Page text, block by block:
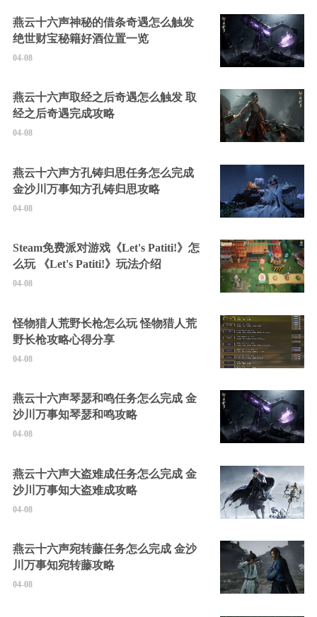
燕云十六声神秘的借条奇遇怎么触发
绝世财宝秘籍好酒位置一览
04-08
燕云十六声取经之后奇遇怎么触发 取
经之后奇遇完成攻略
04-08
燕云十六声方孔铸归思任务怎么完成
金沙川万事知方孔铸归思攻略
04-08
Steam免费派对游戏《Let's Patiti!》怎
么玩 《Let's Patiti!》玩法介绍
04-08
怪物猎人荒野长枪怎么玩 怪物猎人荒
野长枪攻略心得分享
04-08
燕云十六声琴瑟和鸣任务怎么完成 金
沙川万事知琴瑟和鸣攻略
04-08
燕云十六声大盗难成任务怎么完成 金
沙川万事知大盗难成攻略
04-08
燕云十六声宛转藤任务怎么完成 金沙
川万事知宛转藤攻略
04-08